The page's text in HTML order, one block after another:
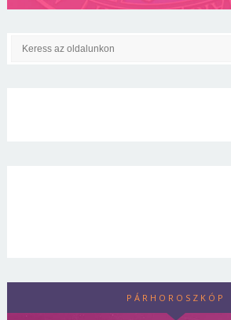
PÁRHOROSZKÓP